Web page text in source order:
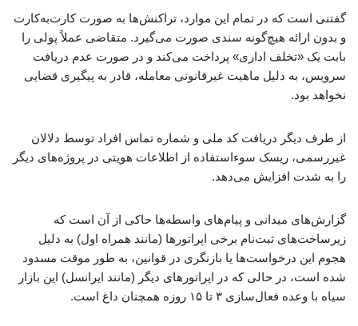
گفتنی است که در تمام این موارد، تراکنش‌ها به صورت کارت‌به‌کارت
و بدون ارائه هیچ‌گونه سندی صورت می‌گیرد. متقاضی عملاً پولی را
بابت یک «تخلف اداری» پرداخت می‌کند و در صورت عدم دریافت
سرویس، به دلیل ماهیت غیرقانونی معامله، قادر به پیگیری قضایی
نخواهد بود.
از طرف دیگر دریافت کد ملی و شماره تماس افراد توسط دلالان
غیررسمی، ریسک سوءاستفاده از اطلاعات هویتی در پروژه‌های دیگر
را به شدت افزایش می‌دهد.
گزارش‌های میدانی و پیام‌های واسطه‌ها حاکی از آن است که
زیرساخت‌های ثبت‌نام برخی اپراتورها (مانند همراه اول) به دلیل
هجوم این درخواست‌ها یا بازنگری در قوانین، به طور موقت مسدود
شده است، در حالی که در اپراتورهای دیگر (مانند ایرانسل) این بازار
سیاه با وعده فعال‌سازی ۳ تا ۱۵ روزه همچنان داغ است.